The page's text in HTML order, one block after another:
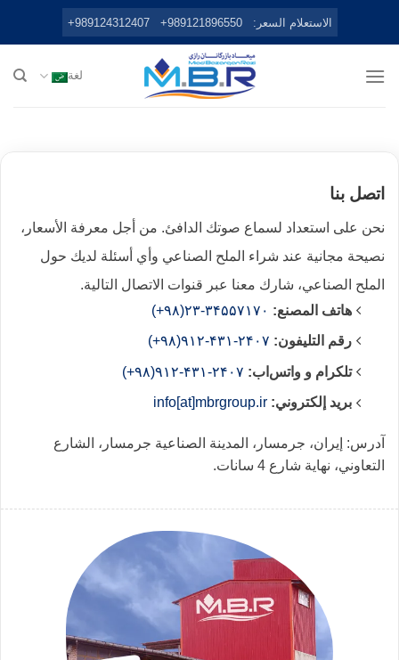
الاستعلام السعر: 989121896550+
989124312407+
لغة
اتصل بنا
نحن على استعداد لسماع صوتك الدافئ. من أجل معرفة الأسعار،
نصيحة مجانية عند شراء الملح الصناعي وأي أسئلة لديك حول
الملح الصناعي، شارك معنا عبر قنوات الاتصال التالية.
هاتف المصنع: ۳۴۵۵۷۱۷۰-۲۳(۹۸+)
رقم التليفون: ۲۴۰۷-۴۳۱-۹۱۲(۹۸+)
تلکرام و واتس‌اب: ۲۴۰۷-۴۳۱-۹۱۲(۹۸+)
بريد إلكتروني: info[at]mbrgroup.ir
آدرس: إيران، جرمسار، المدينة الصناعية جرمسار، الشارع
التعاوني، نهاية شارع 4 سانات.